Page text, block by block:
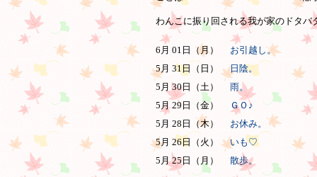
わんこに振り回される我が家のドタバ
6月 01日（月）
お引越し。
5月 31日（日）
日陰。
5月 30日（土）
雨。
5月 29日（金）
ＧＯ♪
5月 28日（木）
お休み。
5月 26日（火）
いも♡
5月 25日（月）
散歩。